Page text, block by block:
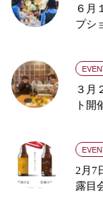
６月
プシ
３月
ト開
2月7
露目